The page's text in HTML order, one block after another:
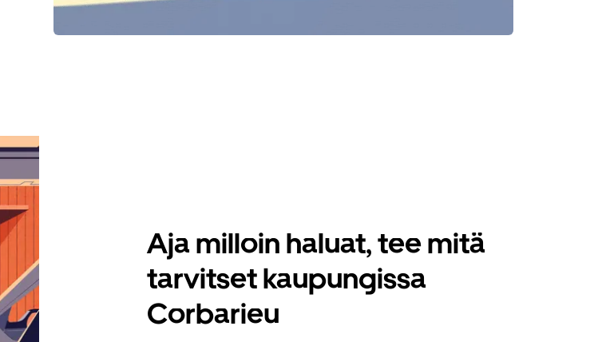
Aja milloin haluat, tee mitä
tarvitset kaupungissa
Corbarieu